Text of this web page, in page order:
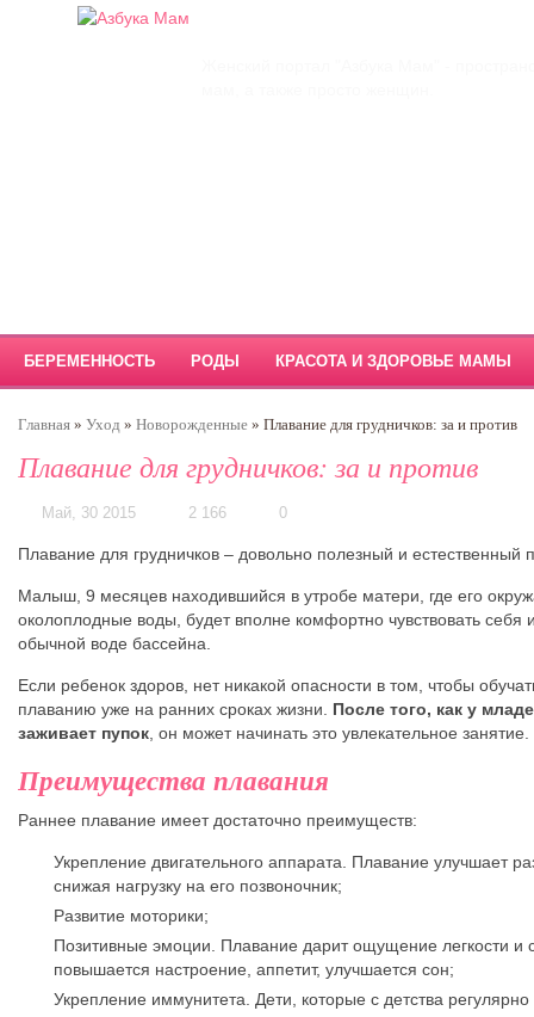
БЕРЕМЕННОСТЬ РОДЫ КРАСОТА И ЗДОРОВЬЕ МАМЫ
Главная » Уход » Новорожденные » Плавание для грудничков: за и против
Плавание для грудничков: за и против
Май, 30 2015 2 166 0
Плавание для грудничков – довольно полезный и естественный
Малыш, 9 месяцев находившийся в утробе матери, где его
околоплодные воды, будет вполне комфортно чувствовать себя
обычной воде бассейна.
Если ребенок здоров, нет никакой опасности в том, чтобы
плаванию уже на ранних сроках жизни. После того, как у
заживает пупок , он может начинать это увлекательное занятие.
Преимущества плавания
Раннее плавание имеет достаточно преимуществ:
Укрепление двигательного аппарата. Плавание улучшает
снижая нагрузку на его позвоночник;
Развитие моторики;
Позитивные эмоции. Плавание дарит ощущение легкости и
повышается настроение, аппетит, улучшается сон;
Укрепление иммунитета. Дети, которые с детства